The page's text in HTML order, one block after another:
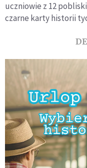
uczniowie z 12
czarne karty historii